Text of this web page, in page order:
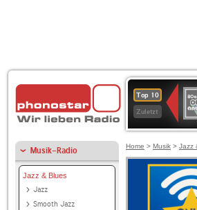
Top 10
Zuletzt
80er
90er
Musik-Radio
Jazz & Blues
Jazz
Smooth Jazz
Home > Musik > Jazz